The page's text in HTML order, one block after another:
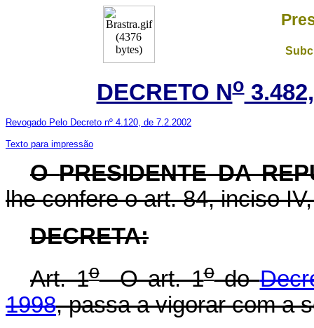
DECRETO No
Revogado Pelo Decreto nº 4.120, de 7.2.2002
Texto para impressão
OPRESIDENTE DA
lhe confere o art. 84, inciso
DECRETA:
Art. 1oO art. 1odo
1998, passa a vigorar com a